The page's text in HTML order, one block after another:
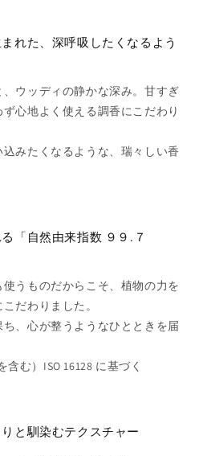
れた、深呼吸したくなるよう
ウッディの静かな深み。甘すぎ
心地よく使える調香にこだわり
みたくなるような、瑞々しい香
「自然由来指数 ９９.７
うものだからこそ、植物の力を
だわりました。
、心が整うようなひとときを届
む）ISO 16128 に基づく
と馴染むテクスチャー